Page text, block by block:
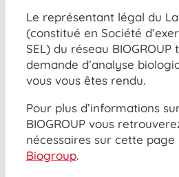
Le représentant légal du
(constitué en Société
SEL) du réseau
demande d’analyse
vous vous êtes rendu.
Pour plus d’informations
BIOGROUP vous
nécessaires sur cette page
Biogroup.